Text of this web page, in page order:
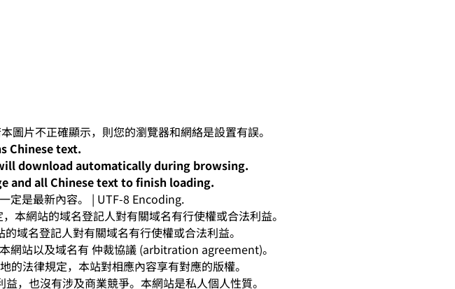
Chinese text.
download automatically during browsing.
and all Chinese text to finish loading.
定是最新內容。 | UTF-8 Encoding.
本網站的域名登記人對有關域名有行使權或合法利益。
域名登記人對有關域名有行使權或合法利益。
網站以及域名有 仲裁協議 (arbitration agreement)。
法律規定，本站對相應內容享有對應的版權。
也沒有涉及商業競爭。本網站是私人個人性質。